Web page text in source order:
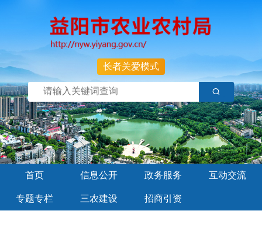
长者关爱模式
首页 信息公开 政务服务 互动交流
专题专栏 三农建设 招商引资